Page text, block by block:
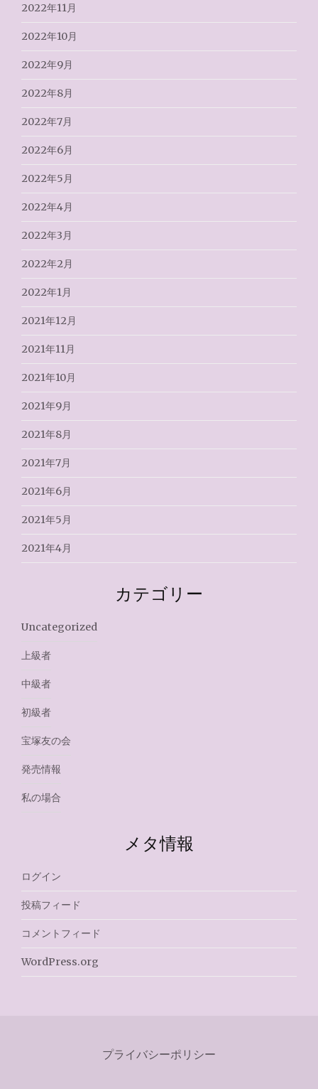
2022年11月
2022年10月
2022年9月
2022年8月
2022年7月
2022年6月
2022年5月
2022年4月
2022年3月
2022年2月
2022年1月
2021年12月
2021年11月
2021年10月
2021年9月
2021年8月
2021年7月
2021年6月
2021年5月
2021年4月
カテゴリー
Uncategorized
上級者
中級者
初級者
宝塚友の会
発売情報
私の場合
メタ情報
ログイン
投稿フィード
コメントフィード
WordPress.org
プライバシーポリシー